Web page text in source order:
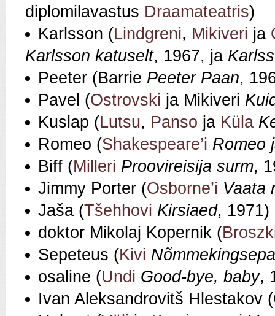
diplomilavastus Draamateatris)
Karlsson (Lindgreni, Mikiveri ja
Karlsson katuselt, 1967, ja
Peeter (Barrie Peeter Paan,
Pavel (Ostrovski ja Mikiveri
Kuslap (Lutsu, Panso ja Küla
Romeo (Shakespeare’i Romeo
Biff (Milleri Proovireisija surm,
Jimmy Porter (Osborne’i Vaata
Jaša (Tšehhovi Kirsiaed, 1971)
doktor Mikolaj Kopernik (
Sepeteus (Kivi
osaline (Undi Good-bye, baby,
Ivan Aleksandrovitš Hlestakov